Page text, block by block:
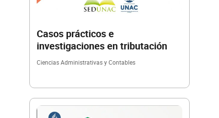
Casos prácticos e
investigaciones en tributación
Ciencias Administrativas y Contables